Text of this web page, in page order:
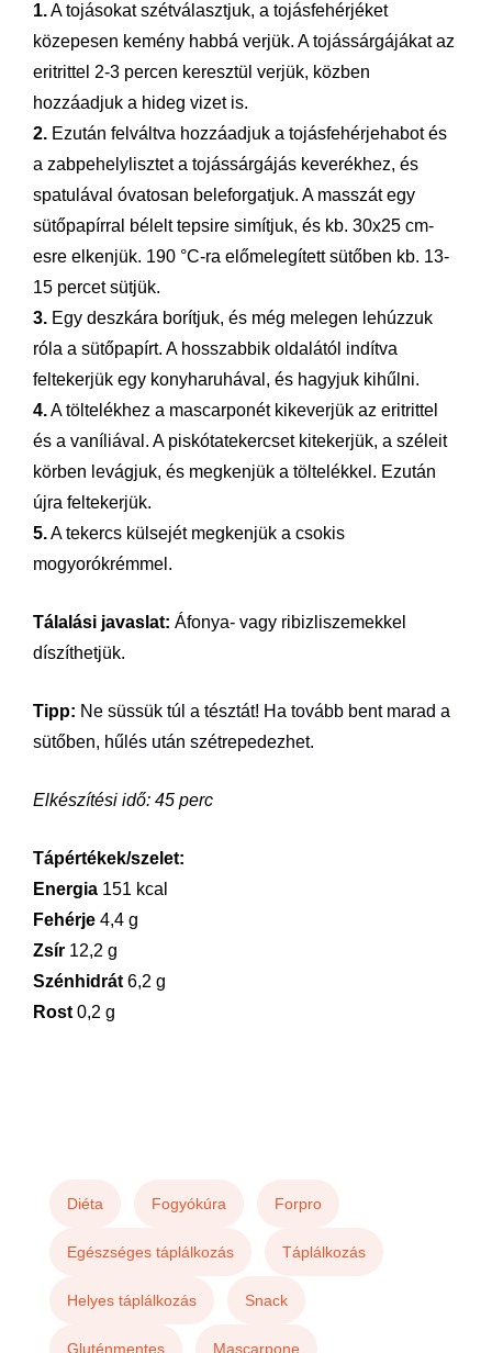
1.A tojásokat szétválasztjuk, a tojásfehérjéket
közepesen kemény habbá verjük. A tojássárgájákat az
eritrittel 2-3 percen keresztül verjük, közben
hozzáadjuk a hideg vizet is.
2. Ezután felváltva hozzáadjuk a tojásfehérjehabot és
a zabpehelylisztet a tojássárgájás keverékhez, és
spatulával óvatosan beleforgatjuk. A masszát egy
sütőpapírral bélelt tepsire simítjuk, és kb. 30x25 cm-
esre elkenjük. 190 °C-ra előmelegített sütőben kb. 13-
15 percet sütjük.
3. Egy deszkára borítjuk, és még melegen lehúzzuk
róla a sütőpapírt. A hosszabbik oldalától indítva
feltekerjük egy konyharuhával, és hagyjuk kihűlni.
4.A töltelékhez a mascarponét kikeverjük az eritrittel
és a vaníliával. A piskótatekercset kitekerjük, a széleit
körben levágjuk, és megkenjük a töltelékkel. Ezután
újra feltekerjük.
5.A tekercs külsejét megkenjük a csokis
mogyorókrémmel.
Tálalási javaslat: Áfonya- vagy ribizliszemekkel
díszíthetjük.
Tipp: Ne süssük túl a tésztát! Ha tovább bent marad a
sütőben, hűlés után szétrepedezhet.
Elkészítési idő: 45 perc
Tápértékek/szelet:
Energia 151 kcal
Fehérje 4,4 g
Zsír 12,2 g
Szénhidrát 6,2 g
Rost 0,2 g
Diéta Fogyókúra Forpro
Egészséges táplálkozás Táplálkozás
Helyes táplálkozás Snack
Gluténmentes Mascarpone